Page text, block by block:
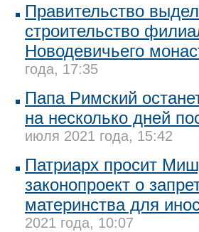
Правительство
строительство
Новодевичьего
года, 17:35
Папа Римский
на несколько дней
июля 2021 года, 15:42
Патриарх просит
законопроект о
материнства для
2021 года, 10:07